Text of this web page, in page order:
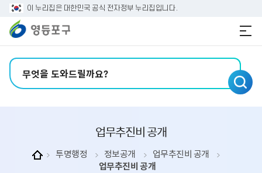
본문 바로가기
주메뉴 바로가기
이 누리집은 대한민국 공식 전자정부 누리집입니다.
업무추진비 공개
투명행정 정보공개
업무추진비 공개
업무추진비 공개